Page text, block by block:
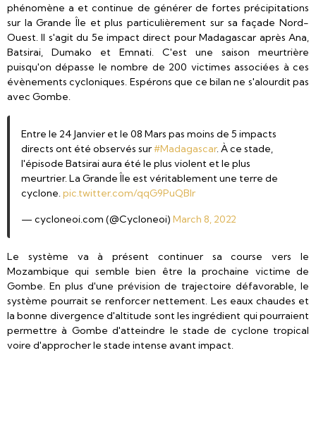
phénomène a et continue de générer de fortes précipitations
sur la Grande Île et plus particulièrement sur sa façade Nord-
Ouest. Il s'agit du 5e impact direct pour Madagascar après Ana,
Batsirai, Dumako et Emnati. C'est une saison meurtrière
puisqu'on dépasse le nombre de 200 victimes associées à ces
évènements cycloniques. Espérons que ce bilan ne s'alourdit pas
avec Gombe.
Entre le 24 Janvier et le 08 Mars pas moins de 5 impacts
directs ont été observés sur#Madagascar. À ce stade,
l'épisode Batsirai aura été le plus violent et le plus
meurtrier. La Grande Île est véritablement une terre de
cyclone.pic.twitter.com/qqG9PuQBlr
— cycloneoi.com (@Cycloneoi) March 8, 2022
Le système va à présent continuer sa course vers le
Mozambique qui semble bien être la prochaine victime de
Gombe. En plus d'une prévision de trajectoire défavorable, le
système pourrait se renforcer nettement. Les eaux chaudes et
la bonne divergence d'altitude sont les ingrédient qui pourraient
permettre à Gombe d'atteindre le stade de cyclone tropical
voire d'approcher le stade intense avant impact.